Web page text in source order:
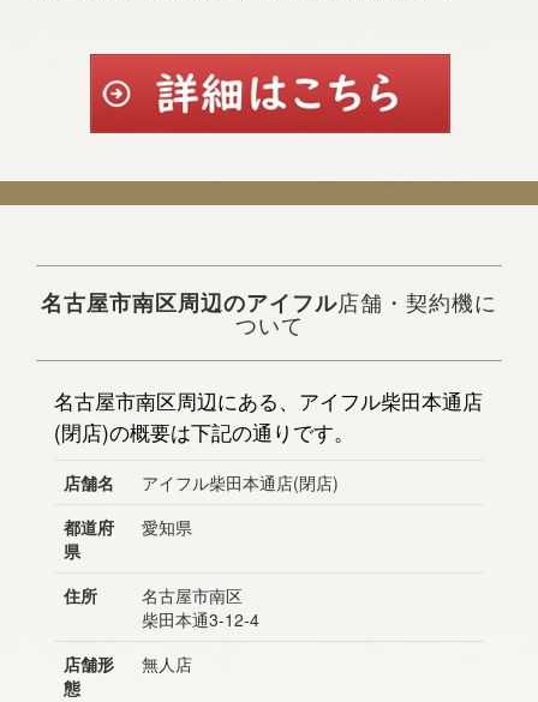
名古屋市南区周辺のアイフル店舗・契約機に
ついて
名古屋市南区周辺にある、アイフル柴田本通店
(閉店)の概要は下記の通りです。
店舗名
アイフル柴田本通店(閉店)
都道府
県
愛知県
住所
名古屋市南区
柴田本通3-12-4
店舗形
態
無人店